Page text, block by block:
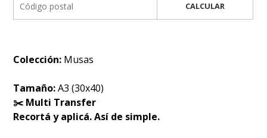
CALCULAR
Colección: Musas
Tamaño:A3 (30x40)
✂️ Multi Transfer
Recortá y aplicá. Así de simple.